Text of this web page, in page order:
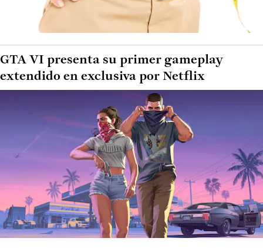
GTA VI presenta su primer gameplay
extendido en exclusiva por Netflix